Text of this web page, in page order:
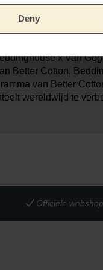
Deny
voelt super zacht
Museum
x Van
Better Cotton.
van Better
wereldwijd te
Officiële